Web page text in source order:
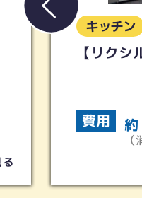
もっと見る